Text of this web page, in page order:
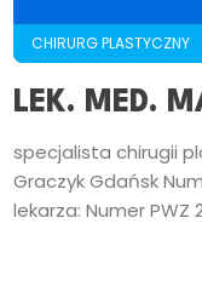
CHIRURG PLASTYCZNY
LEK. MED.
specjalista chirugii
Graczyk Gdańsk
lekarza: Numer PWZ